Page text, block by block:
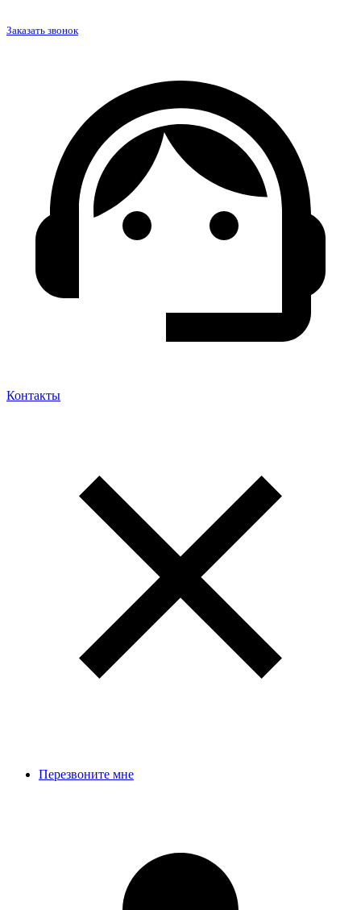
Заказать звонок
Контакты
Перезвоните мне